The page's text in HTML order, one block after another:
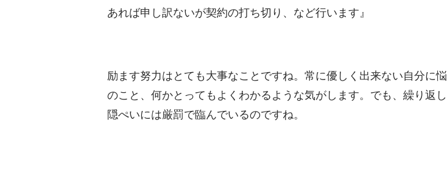
あれば申し訳ないが契約の打ち切り、など行います』
励ます努力はとても大事なことですね。常に優しく出来ない自分に
のこと、何かとってもよくわかるような気がします。でも、繰り返
隠ぺいには厳罰で臨んでいるのですね。